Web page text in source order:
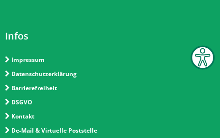
Infos
Impressum
Datenschutzerklärung
Barrierefreiheit
DSGVO
Kontakt
De-Mail & Virtuelle Poststelle